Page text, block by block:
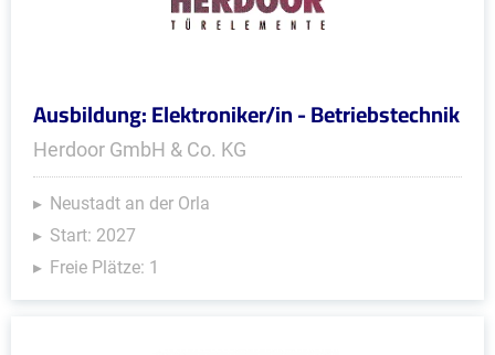
Ausbildung: Elektroniker/in - Betriebstechnik
Herdoor GmbH & Co. KG
Neustadt an der Orla
Start: 2027
Freie Plätze: 1